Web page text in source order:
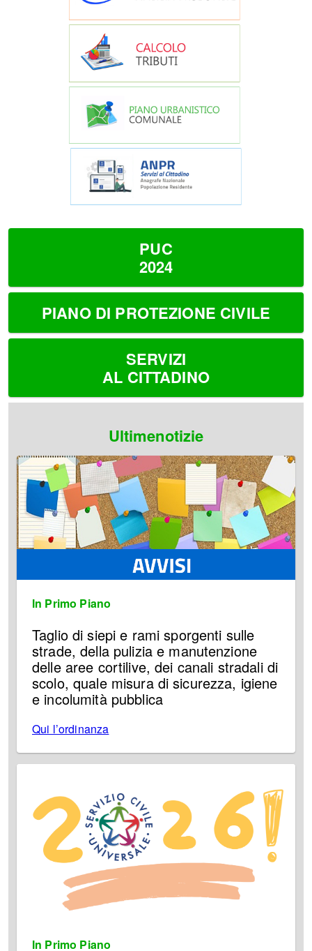
PUC
2024
PIANO DI PROTEZIONE CIVILE
SERVIZI
AL CITTADINO
Ultimenotizie
In Primo Piano
Taglio di siepi e rami sporgenti sulle
strade, della pulizia e manutenzione
delle aree cortilive, dei canali stradali di
scolo, quale misura di sicurezza, igiene
e incolumità pubblica
Qui l’ordinanza
In Primo Piano